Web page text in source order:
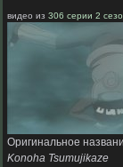
видео из 306 серии 2
Оригинальное
Konoha Tsumujikaze